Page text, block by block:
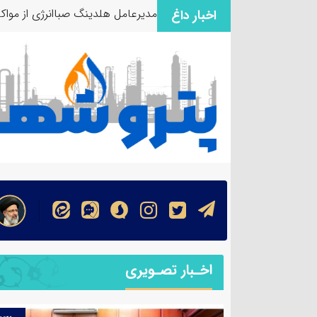
اخبار داغ مدیرعامل هلدینگ صباانرژی از
اخـبار تصـویری